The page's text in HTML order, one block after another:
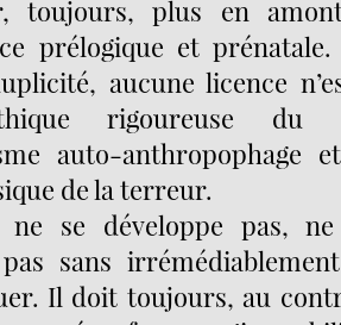
toujours, plus en
prélogique et
aucune licence
rigoureuse du
auto-anthropophage
de la terreur.
ne se développe pas,
pas sans
Il doit toujours, au